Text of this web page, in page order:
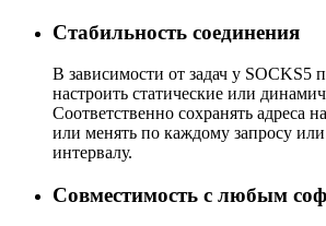
Стабильность соединения
В зависимости от задач у SOCKS5
настроить статические или
Соответственно сохранять адреса
или менять по каждому запросу
интервалу.
Совместимость с любым